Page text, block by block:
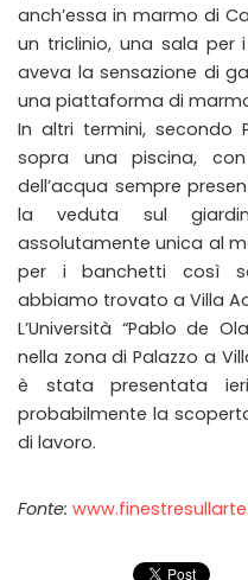
anch’essa in marmo di
un triclinio, una sala per
aveva la sensazione di
una piattaforma di
In altri termini, secondo
sopra una piscina,
dell’acqua sempre
la veduta sul
assolutamente unica al
per i banchetti così
abbiamo trovato a Villa
L’Università “Pablo de
nella zona di Palazzo a
è stata presentata
probabilmente la
di lavoro.
Fonte: